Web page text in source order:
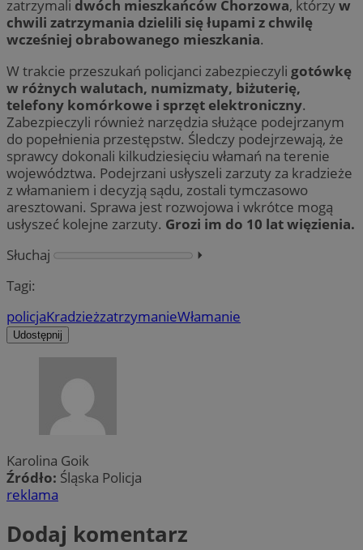
zatrzymali dwóch mieszkańców Chorzowa, którzyw
chwili zatrzymania dzielili się łupami z chwilę
wcześniej obrabowanego mieszkania.
W trakcie przeszukań policjanci zabezpieczyli gotówkę
w różnych walutach, numizmaty, biżuterię,
telefony komórkowe i sprzęt elektroniczny.
Zabezpieczyli również narzędzia służące podejrzanym
do popełnienia przestępstw. Śledczy podejrzewają, że
sprawcy dokonali kilkudziesięciu włamań na terenie
województwa. Podejrzani usłyszeli zarzuty za kradzieże
z włamaniem i decyzją sądu, zostali tymczasowo
aresztowani. Sprawa jest rozwojowa i wkrótce mogą
usłyszeć kolejne zarzuty. Grozi im do 10 lat więzienia.
Słuchaj
⏵︎
Tagi:
policjaKradzieżzatrzymanieWłamanie
Udostępnij
Karolina Goik
Źródło: Śląska Policja
reklama
Dodaj komentarz